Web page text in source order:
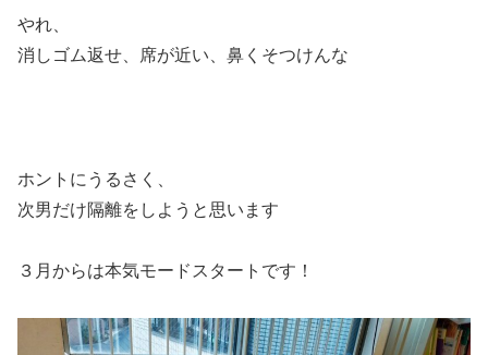
やれ、
消しゴム返せ、席が近い、鼻くそつけんな
ホントにうるさく、
次男だけ隔離をしようと思います
３月からは本気モードスタートです！